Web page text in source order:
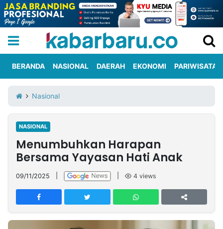
Iklan
Berita
Kami
Nasional
International
Olahraga
Entertainment
Daerah
Pariwisata
Kuliner
Kolom
Network
PT
TREETAN
MULTIMEDIA
BERANDA NASIONAL DAERAH EKONOMI PARIWISATA
Nasional
NASIONAL
Menumbuhkan Harapan
Bersama Yayasan Hati Anak
09/11/2025 4 views